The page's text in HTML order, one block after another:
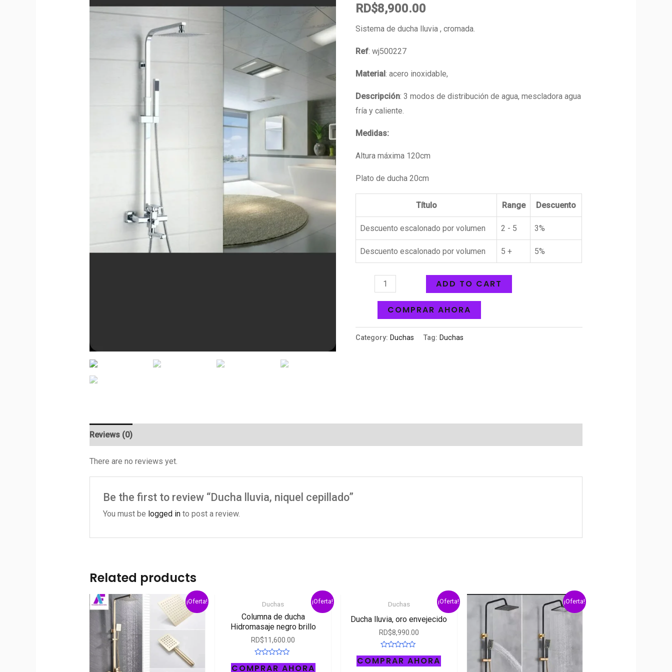
RD$8,900.00
Sistema de ducha lluvia , cromada.
Ref: wj500227
Material: acero inoxidable,
Descripción: 3 modos de distribución de agua, mescladora agua
fría y caliente.
Medidas:
Altura máxima 120cm
Plato de ducha 20cm
Título Range Descuento
Descuento escalonado por volumen 2 - 5 3%
Descuento escalonado por volumen 5 + 5%
ADD TO CART
COMPRAR AHORA
Category: Duchas Tag: Duchas
Reviews (0)
There are no reviews yet.
Be the first to review “Ducha lluvia, niquel cepillado”
You must be logged in to post a review.
Related products
¡Oferta! ¡Oferta!
Duchas
Columna de ducha
Hidromasaje negro brillo
RD$11,600.00
Rated
0
COMPRAR AHORA
¡Oferta!
Duchas
Ducha lluvia, oro envejecido
RD$8,990.00
Rated
0
out
COMPRAR AHORA
¡Oferta!